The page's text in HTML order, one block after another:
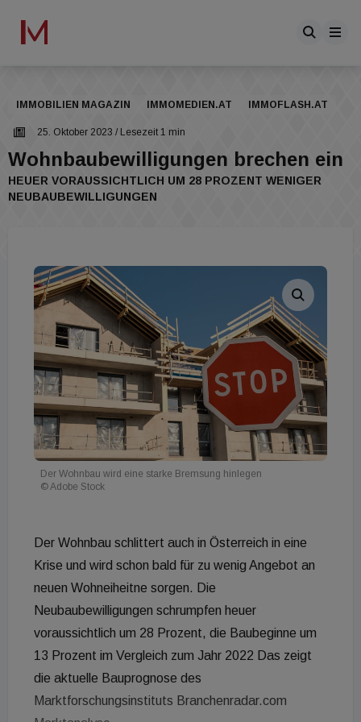
IMMOBILIEN MAGAZIN IMMOMEDIEN.AT IMMOFLASH.AT
25. Oktober 2023 / Lesezeit 1 min
Wohnbaubewilligungen brechen ein
HEUER VORAUSSICHTLICH UM 28 PROZENT WENIGER
NEUBAUBEWILLIGUNGEN
Der Wohnbau wird eine starke Bremsung hinlegen
© Adobe Stock
Der Wohnbau schlittert auch in Österreich in eine
Krise und wird schon bald für zu wenig Angebot an
neuen Wohneiheitne sorgen. Die
Neubaubewilligungen schrumpfen heuer
voraussichtlich um 28 Prozent, die Baubeginne um
13 Prozent im Vergleich zum Jahr 2022 Das zeigt
die aktuelle Bauprognose des
Marktforschungsinstituts Branchenradar.com